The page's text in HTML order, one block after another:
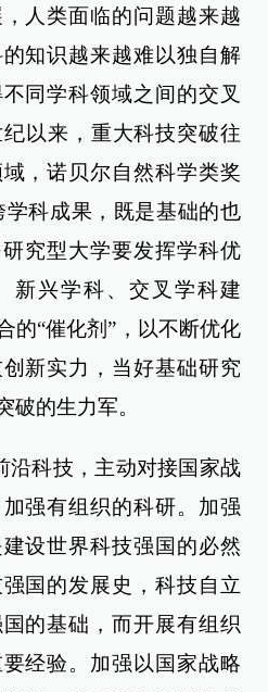
人类面临的问题越来越
知识越来越难以独自解
同学科领域之间的交叉
以来，重大科技突破往
，诺贝尔自然科学类奖
科成果，既是基础的也
究型大学要发挥学科优
新兴学科、交叉学科建
的“催化剂”，以不断优化
新实力，当好基础研究
破的生力军。
沿科技，主动对接国家战
强有组织的科研。加强
设世界科技强国的必然
国的发展史，科技自立
的基础，而开展有组织
经验。加强以国家战略